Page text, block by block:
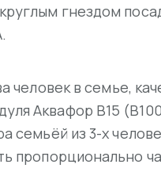
гнездом
человек в семье,
Аквафор B15
семьёй из 3-х
пропорционально